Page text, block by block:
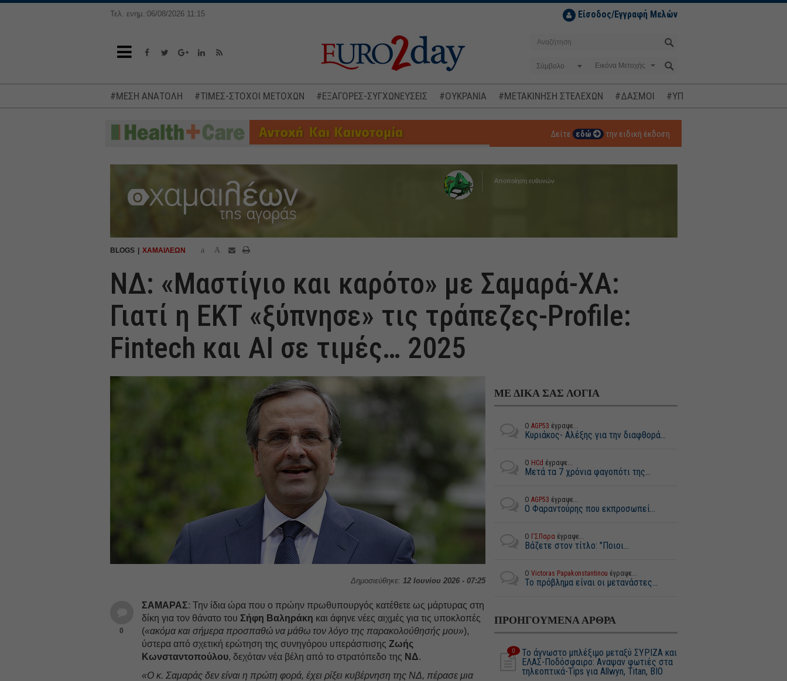
Τελ. ενημ.:06/08/2026 11:15 Είσοδος/Εγγραφή Μελών
Σύμβολο
#ΜΕΣΗ ΑΝΑΤΟΛΗ #ΤΙΜΕΣ-ΣΤΟΧΟΙ ΜΕΤΟΧΩΝ #ΕΞΑΓΟΡΕΣ-ΣΥΓΧΩΝΕΥΣΕΙΣ #ΟΥΚΡΑΝΙΑ #ΜΕΤΑΚΙΝΗΣΗ ΣΤΕΛΕΧΩΝ #ΔΑΣΜΟΙ #ΥΠΟΚΛΟΠΕΣ
Δείτε εδώ την ειδική έκδοση
Αποποίηση ευθυνών
BLOGS ΧΑΜΑΙΛΕΩΝ a A
ΝΔ: «Μαστίγιο και καρότο» με Σαμαρά-ΧΑ:
Γιατί η ΕΚΤ «ξύπνησε» τις τράπεζες-Profile:
Fintech και AI σε τιμές… 2025
Δημοσιεύθηκε: 12 Ιουνίου 2026 - 07:25
0
ΣΑΜΑΡΑΣ: Την ίδια ώρα που ο πρώην πρωθυπουργός κατέθετε ως μάρτυρας στη
δίκη για τον θάνατο τουΣήφη Βαληράκη και άφηνε νέες αιχμές για τις υποκλοπές
(«ακόμα και σήμερα προσπαθώ να μάθω τον λόγο της παρακολούθησής μου»),
ύστερα από σχετική ερώτηση της συνηγόρου υπεράσπισηςΖωής
Κωνσταντοπούλου, δεχόταν νέα βέλη από το στρατόπεδο της ΝΔ.
«Ο κ. Σαμαράς δεν είναι η πρώτη φορά, έχει ρίξει κυβέρνηση της ΝΔ, πέρασε μια
ΜΕ ΔΙΚΑ ΣΑΣ ΛΟΓΙΑ
Ο AGP53 έγραψε...
Κυριάκος- Αλέξης για την διαφθορά...
Ο HCd έγραψε...
Μετά τα 7 χρόνια φαγοπότι της...
Ο AGP53 έγραψε...
Ο Φαραντούρης που εκπροσωπεί...
Ο ΓΣΠαραέγραψε...
Βάζετε στον τίτλο: "Ποιοι...
Ο Victoras Papakonstantinou έγραψε...
Το πρόβλημα είναι οι μετανάστες...
ΠΡΟΗΓΟΥΜΕΝΑ ΑΡΘΡΑ
0
Το άγνωστο μπλέξιμο μεταξύ ΣΥΡΙΖΑ και
ΕΛΑΣ-Ποδόσφαιρο: Αναψαν φωτιές στα
τηλεοπτικά-Tips για Αllwyn, Titan, ΒΙΟ